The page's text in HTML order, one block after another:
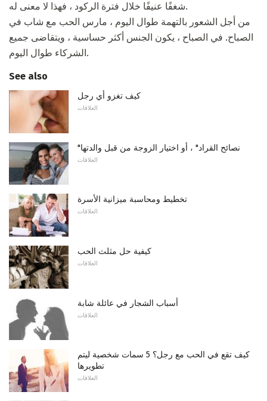
شغفًا عنيفًا خلال فترة الركود ، فهذا لا معنى له.
من أجل الشعور بالتهمة طوال اليوم ، مارس الحب مع شاب في
الصباح. في الصباح ، يكون الجنس أكثر حساسية ، ويتقاضى جميع
الشركاء طوال اليوم.
See also
كيف تغزو أي رجل
العلاقات
"نصائح القراد" ، أو اختيار الزوجة من قبل والدتها
العلاقات
تخطيط ومحاسبة ميزانية الأسرة
العلاقات
كيفية حل مثلث الحب
العلاقات
أسباب الشجار في عائلة شابة
العلاقات
كيف تقع في الحب مع رجل؟ 5 سمات شخصية ليتم
تطويرها
العلاقات